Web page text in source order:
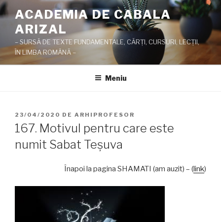
Sari
la
conținut
ACADEMIA DE CABALA
ARIZAL
– SURSĂ DE TEXTE FUNDAMENTALE, CĂRŢI, CURSURI, LECŢII,
ÎN LIMBA ROMÂNĂ –
Meniu
PUBLICAT
PE
23/04/2020 DE ARHIPROFESOR
167. Motivul pentru care este
numit Sabat Teşuva
Înapoi la pagina SHAMATI (am auzit) – (link)